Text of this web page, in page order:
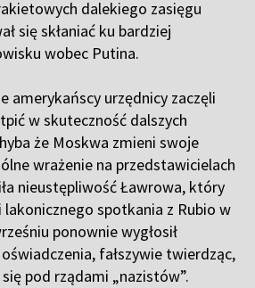
dalekiego zasięgu
się skłaniać ku bardziej
wobec Putina.
amerykańscy urzędnicy zaczęli
w skuteczność dalszych
że Moskwa zmieni swoje
wrażenie na przedstawicielach
nieustępliwość Ławrowa, który
spotkania z Rubio w
ponownie wygłosił
fałszywie twierdząc,
pod rządami „nazistów”.